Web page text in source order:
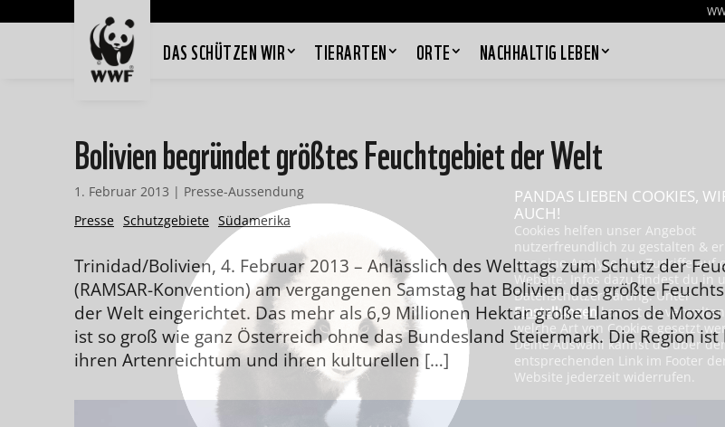
DAS SCHÜTZEN WIR TIERARTEN ORTE NACHHALTIG LEBEN
Bolivien begründet größtes Feuchtgebiet der Welt
1. Februar 2013 | Presse-Aussendung
Presse Schutzgebiete Südamerika
Trinidad/Bolivien, 4. Februar 2013 – Anlässlich des Welttags zum Schutz der
(RAMSAR-Konvention) am vergangenen Samstag hat Bolivien das größte
der Welt eingerichtet. Das mehr als 6,9 Millionen Hektar große Llanos de
ist so groß wie ganz Österreich ohne das Bundesland Steiermark. Die Region
ihren Artenreichtum und ihren kulturellen […]
PANDAS LIEBEN COOKIES,
AUCH!
Cookies helfen unser Angebot
nutzerfreundlich zu gestalten &
uns eine Analyse der Zugriffe auf
Website. Infos dazu findest du in
Datenschutzerklärung. Unter
Einstellungen kannst du
welche Art von Cookies gesetzt
Deine Auswahl kannst du über
entsprechenden Link im Footer
Website jederzeit widerrufen.